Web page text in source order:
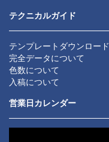
テクニカルガイド
テンプレートダウンロード
完全データについて
色数について
入稿について
営業日カレンダー